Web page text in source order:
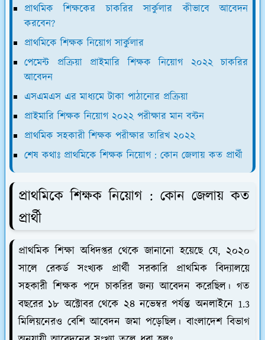
প্রাথমিক শিক্ষকের চাকরির সার্কুলার কীভাবে আবেদন
করবেন?
প্রাথমিকে শিক্ষক নিয়োগ সার্কুলার
পেমেন্ট প্রক্রিয়া প্রাইমারি শিক্ষক নিয়োগ ২০২২ চাকরির
আবেদন
এসএমএস এর মাধ্যমে টাকা পাঠানোর প্রক্রিয়া
প্রাইমারি শিক্ষক নিয়োগ ২০২২ পরীক্ষার মান বন্টন
প্রাথমিক সহকারী শিক্ষক পরীক্ষার তারিখ ২০২২
শেষ কথাঃ প্রাথমিকে শিক্ষক নিয়োগ : কোন জেলায় কত প্রার্থী
প্রাথমিকে শিক্ষক নিয়োগ : কোন জেলায় কত
প্রার্থী
প্রাথমিক শিক্ষা অধিদপ্তর থেকে জানানো হয়েছে যে, ২০২০
সালে রেকর্ড সংখ্যক প্রার্থী সরকারি প্রাথমিক বিদ্যালয়ে
সহকারী শিক্ষক পদে চাকরির জন্য আবেদন করেছিল। গত
বছরের ১৮ অক্টোবর থেকে ২৪ নভেম্বর পর্যন্ত অনলাইনে 1.3
মিলিয়নেরও বেশি আবেদন জমা পড়েছিল। বাংলাদেশ বিভাগ